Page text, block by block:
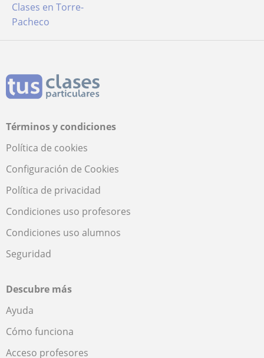
Clases en Torre-
Pacheco
Términos y condiciones
Política de cookies
Configuración de Cookies
Política de privacidad
Condiciones uso profesores
Condiciones uso alumnos
Seguridad
Descubre más
Ayuda
Cómo funciona
Acceso profesores